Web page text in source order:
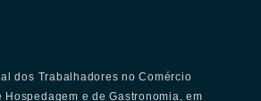
dos Trabalhadores no Comércio
e de Gastronomia, em